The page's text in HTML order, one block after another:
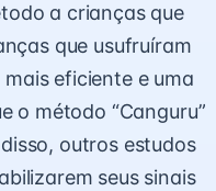
a crianças que
que usufruíram
eficiente e uma
o método “Canguru”
outros estudos
seus sinais